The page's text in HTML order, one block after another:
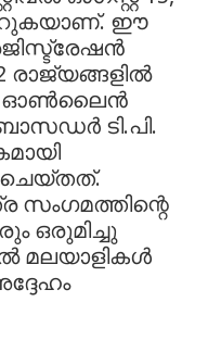
ഈ
രാജ്യങ്ങളില്‍
ഓണ്‍ലൈന്‍
ടി.പി.
ചെയ്തത്.
സംഗമത്തിന്റെ
ഒരുമിച്ചു
മലയാളികള്‍